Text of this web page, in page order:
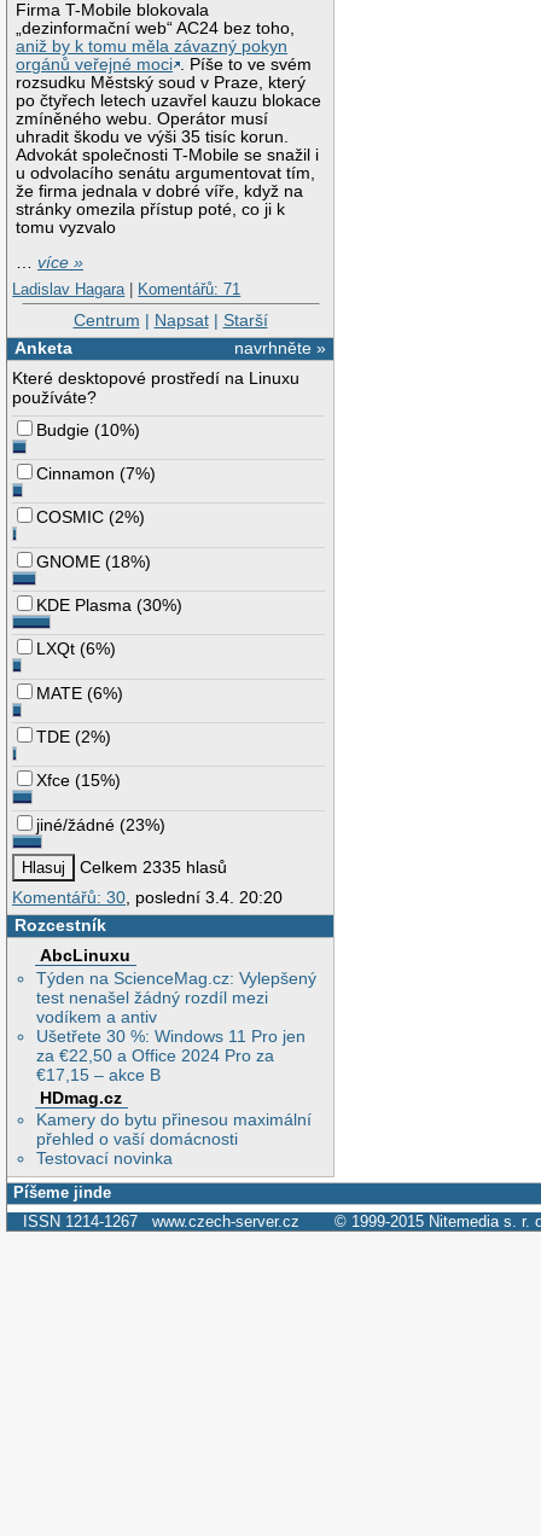
Firma T-Mobile blokovala
„dezinformační web“ AC24 bez toho,
aniž by k tomu měla závazný pokyn
orgánů veřejné moci . Píše to ve svém
rozsudku Městský soud v Praze, který
po čtyřech letech uzavřel kauzu blokace
zmíněného webu. Operátor musí
uhradit škodu ve výši 35 tisíc korun.
Advokát společnosti T-Mobile se snažil i
u odvolacího senátu argumentovat tím,
že firma jednala v dobré víře, když na
stránky omezila přístup poté, co ji k
tomu vyzvalo
…více »
Ladislav Hagara | Komentářů: 71
Centrum | Napsat| Starší
navrhněte »
Anketa
Které desktopové prostředí na Linuxu
používáte?
Budgie (10%)
Cinnamon (7%)
COSMIC (2%)
GNOME (18%)
KDE Plasma (30%)
LXQt (6%)
MATE (6%)
TDE (2%)
Xfce (15%)
jiné/žádné (23%)
Celkem 2335 hlasů
Komentářů: 30, poslední 3.4. 20:20
Rozcestník
AbcLinuxu
Týden na ScienceMag.cz: Vylepšený
test nenašel žádný rozdíl mezi
vodíkem a antiv
Ušetřete 30 %: Windows 11 Pro jen
za €22,50 a Office 2024 Pro za
€17,15 – akce B
HDmag.cz
Kamery do bytu přinesou maximální
přehled o vaší domácnosti
Testovací novinka
Píšeme jinde
ISSN 1214-1267 www.czech-server.cz © 1999-2015 Nitemedia s. r.